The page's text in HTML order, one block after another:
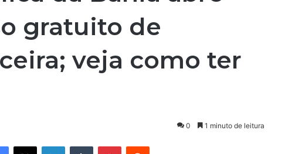
gratuito de
veja como ter
0 1 minuto de leitura
Facebook X Linkedin Tumblr Pinterest Reddit